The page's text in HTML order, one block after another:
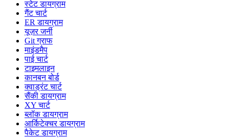
स्टेट डायग्राम
गैंट चार्ट
ER डायग्राम
यूज़र जर्नी
Git ग्राफ
माइंडमैप
पाई चार्ट
टाइमलाइन
कानबन बोर्ड
क्वाड्रंट चार्ट
सैंकी डायग्राम
XY चार्ट
ब्लॉक डायग्राम
आर्किटेक्चर डायग्राम
पैकेट डायग्राम